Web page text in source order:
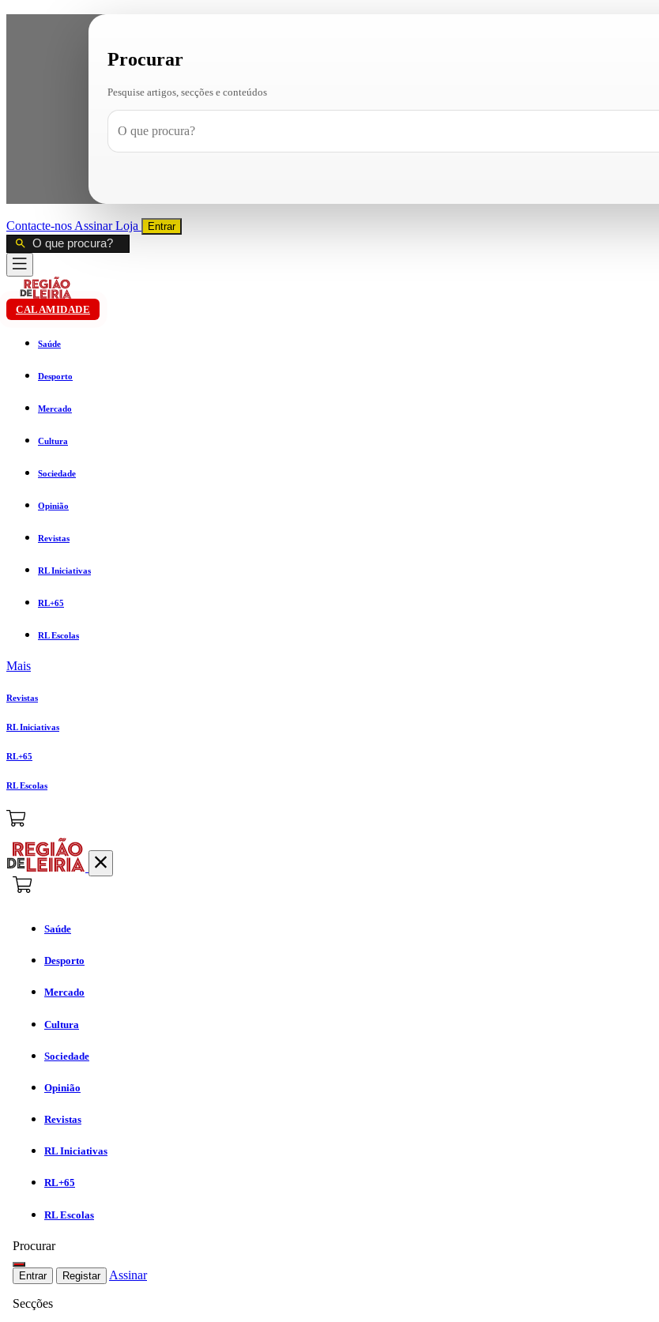
Procurar
Pesquise artigos, secções e conteúdos
Contacte-nos AssinarLoja Entrar
CALAMIDADE
Saúde
Desporto
Mercado
Cultura
Sociedade
Opinião
Revistas
RL Iniciativas
RL+65
RL Escolas
Mais
Revistas
RL Iniciativas
RL+65
RL Escolas
Saúde
Desporto
Mercado
Cultura
Sociedade
Opinião
Revistas
RL Iniciativas
RL+65
RL Escolas
Procurar
Entrar Registar Assinar
Secções